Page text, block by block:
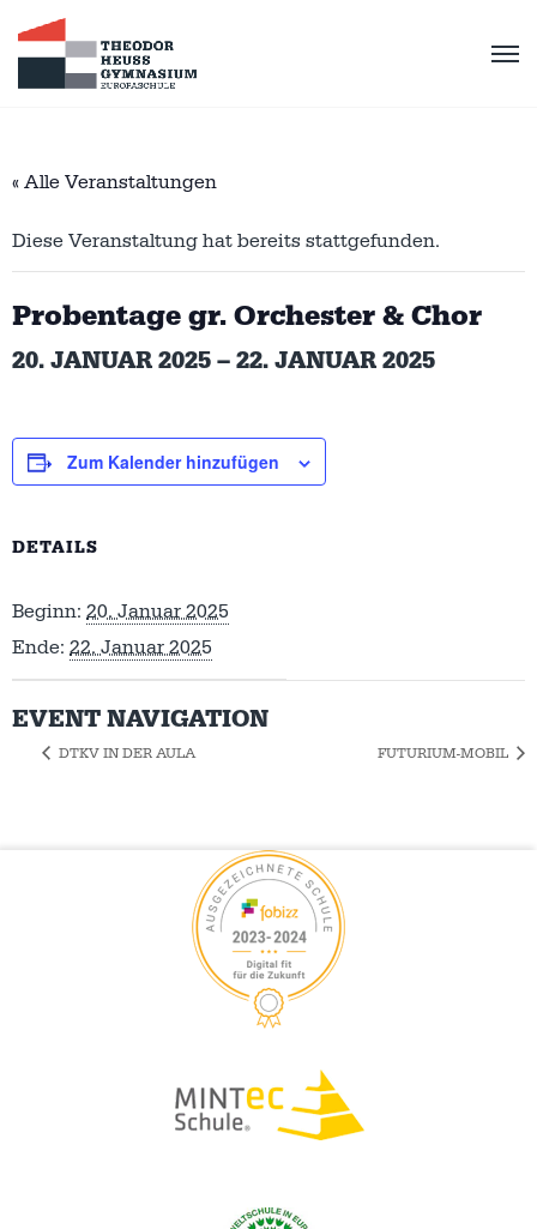
« Alle Veranstaltungen
Diese Veranstaltung hat bereits stattgefunden.
Probentage gr. Orchester & Chor
20. JANUAR 2025–22. JANUAR 2025
Zum Kalender hinzufügen
DETAILS
Beginn: 20. Januar 2025
Ende: 22. Januar 2025
EVENT NAVIGATION
DTKV IN DER AULA FUTURIUM-MOBIL